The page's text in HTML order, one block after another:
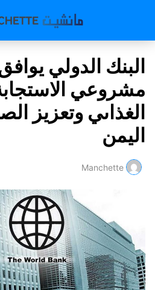
البنك الدولي
مشروعي
الغذاىي وتعزيز
اليمن
Manchette